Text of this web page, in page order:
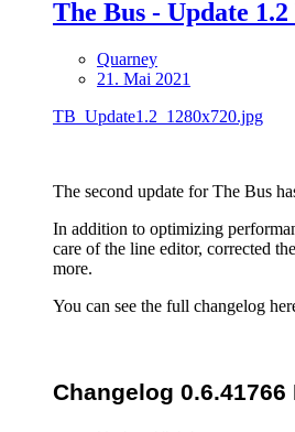
The Bus - Update 1.2
Quarney
21. Mai 2021
TB_Update1.2_1280x720.jpg
The second update for The Bus
In addition to optimizing
care of the line editor, corrected
more.
You can see the full changelog
Changelog 0.6.41766